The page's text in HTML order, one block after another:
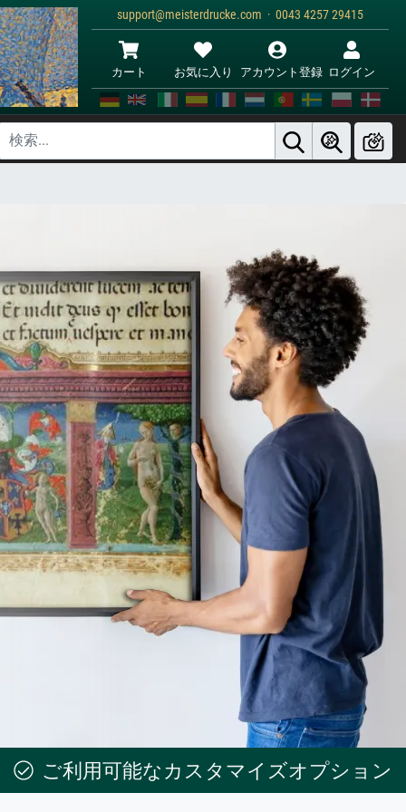
support@meisterdrucke.com · 0043 4257 29415
カート お気に入り アカウント登録 ログイン
ご利用可能なカスタマイズオプション